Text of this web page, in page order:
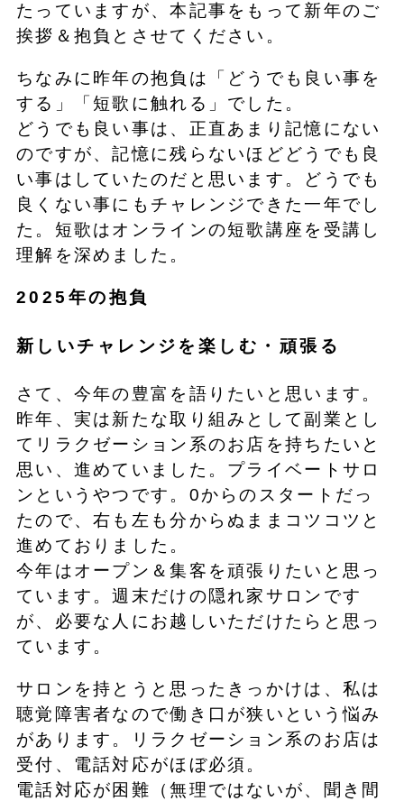
たっていますが、本記事をもって新年のご
挨拶＆抱負とさせてください。
ちなみに昨年の抱負は「どうでも良い事を
する」「短歌に触れる」でした。
どうでも良い事は、正直あまり記憶にない
のですが、記憶に残らないほどどうでも良
い事はしていたのだと思います。どうでも
良くない事にもチャレンジできた一年でし
た。短歌はオンラインの短歌講座を受講し
理解を深めました。
2025年の抱負
新しいチャレンジを楽しむ・頑張る
さて、今年の豊富を語りたいと思います。
昨年、実は新たな取り組みとして副業とし
てリラクゼーション系のお店を持ちたいと
思い、進めていました。プライベートサロ
ンというやつです。0からのスタートだっ
たので、右も左も分からぬままコツコツと
進めておりました。
今年はオープン＆集客を頑張りたいと思っ
ています。週末だけの隠れ家サロンです
が、必要な人にお越しいただけたらと思っ
ています。
サロンを持とうと思ったきっかけは、私は
聴覚障害者なので働き口が狭いという悩み
があります。リラクゼーション系のお店は
受付、電話対応がほぼ必須。
電話対応が困難（無理ではないが、聞き間